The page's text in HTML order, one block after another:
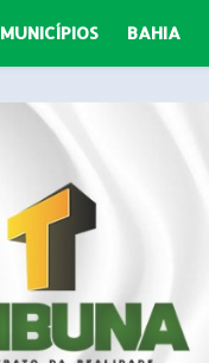
MUNICÍPIOS BAHIA